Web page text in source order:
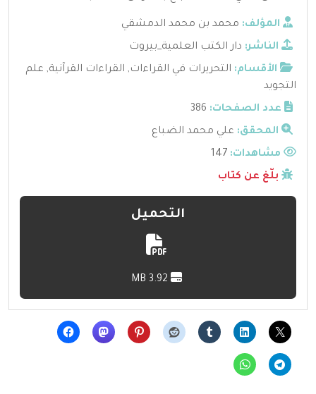
المؤلف: محمد بن محمد الدمشقي
الناشر: دار الكتب العلمية_بيروت
الأقسام: التحريرات في القراءات, القراءات القرآنية, علم
التجويد
عدد الصفحات: 386
المحقق: علي محمد الضباع
مشاهدات:
بلّغ عن كتاب
التحميل